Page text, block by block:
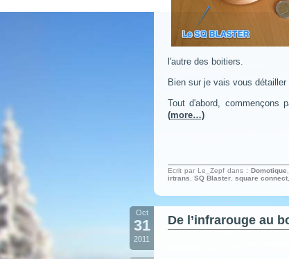
l'autre des boitiers.
Bien sur je vais vous
Tout d'abord, commençons
(more…)
Ecrit par Le_Zepf dans :Domotique
irtrans
SQ Blaster square connect
Oct
31
2011
De l’infrarouge au